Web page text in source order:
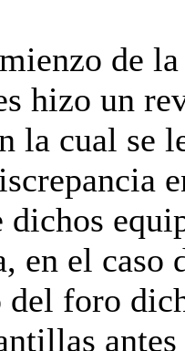
de
hizo un
la cual se
en el caso
del foro